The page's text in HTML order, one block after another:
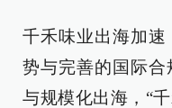
千禾味业出海加
势与完善的国际合
与规模化出海，“